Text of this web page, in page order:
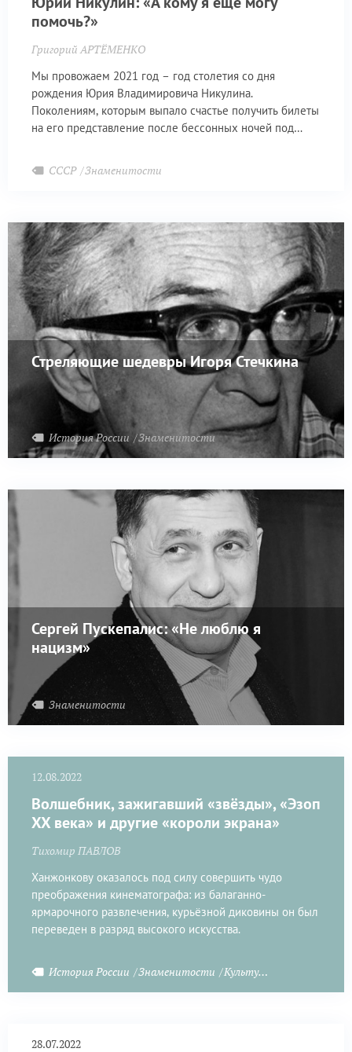
помочь?»
Григорий АРТЁМЕНКО
Мы провожаем 2021 год – год столетия со дня
рождения Юрия Владимировича Никулина.
Поколениям, которым выпало счастье получить билеты
на его представление после бессонных ночей под
СССР Знаменитости
Стреляющие шедевры Игоря Стечкина
История России Знаменитости
Сергей Пускепалис: «Не люблю я
нацизм»
Знаменитости
12.08.2022
Волшебник, зажигавший «звёзды», «Эзоп
XX века» и другие «короли экрана»
Тихомир ПАВЛОВ
Ханжонкову оказалось под силу совершить чудо
преображения кинематографа: из балаганно-
ярмарочного развлечения, курьёзной диковины он был
переведен в разряд высокого искусства.
История России Знаменитости Культурное наследие
28.07.2022